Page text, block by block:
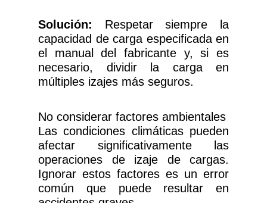
Solución: Respetar siempre la
capacidad de carga especificada en
el manual del fabricante y, si es
necesario, dividir la carga en
múltiples izajes más seguros.
No considerar factores ambientales
Las condiciones climáticas pueden
afectar significativamente las
operaciones de izaje de cargas.
Ignorar estos factores es un error
común que puede resultar en